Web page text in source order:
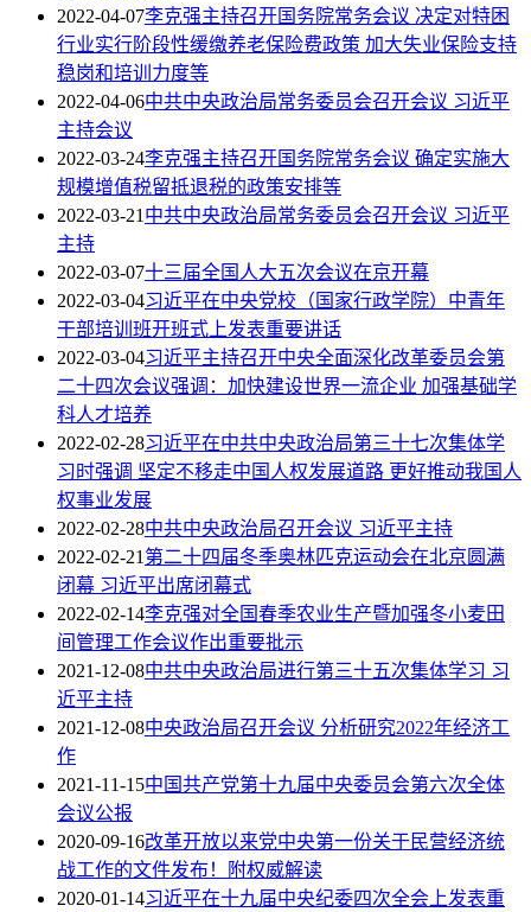
2022-04-07李克强主持召开国务院常务会议 决定对特困
行业实行阶段性缓缴养老保险费政策 加大失业保险支持
稳岗和培训力度等
2022-04-06中共中央政治局常务委员会召开会议 习近平
主持会议
2022-03-24李克强主持召开国务院常务会议 确定实施大
规模增值税留抵退税的政策安排等
2022-03-21中共中央政治局常务委员会召开会议 习近平
主持
2022-03-07十三届全国人大五次会议在京开幕
2022-03-04习近平在中央党校（国家行政学院）中青年
干部培训班开班式上发表重要讲话
2022-03-04习近平主持召开中央全面深化改革委员会第
二十四次会议强调：加快建设世界一流企业 加强基础学
科人才培养
2022-02-28习近平在中共中央政治局第三十七次集体学
习时强调 坚定不移走中国人权发展道路 更好推动我国人
权事业发展
2022-02-28中共中央政治局召开会议 习近平主持
2022-02-21第二十四届冬季奥林匹克运动会在北京圆满
闭幕 习近平出席闭幕式
2022-02-14李克强对全国春季农业生产暨加强冬小麦田
间管理工作会议作出重要批示
2021-12-08中共中央政治局进行第三十五次集体学习 习
近平主持
2021-12-08中央政治局召开会议 分析研究2022年经济工
作
2021-11-15中国共产党第十九届中央委员会第六次全体
会议公报
2020-09-16改革开放以来党中央第一份关于民营经济统
战工作的文件发布！附权威解读
2020-01-14习近平在十九届中央纪委四次全会上发表重